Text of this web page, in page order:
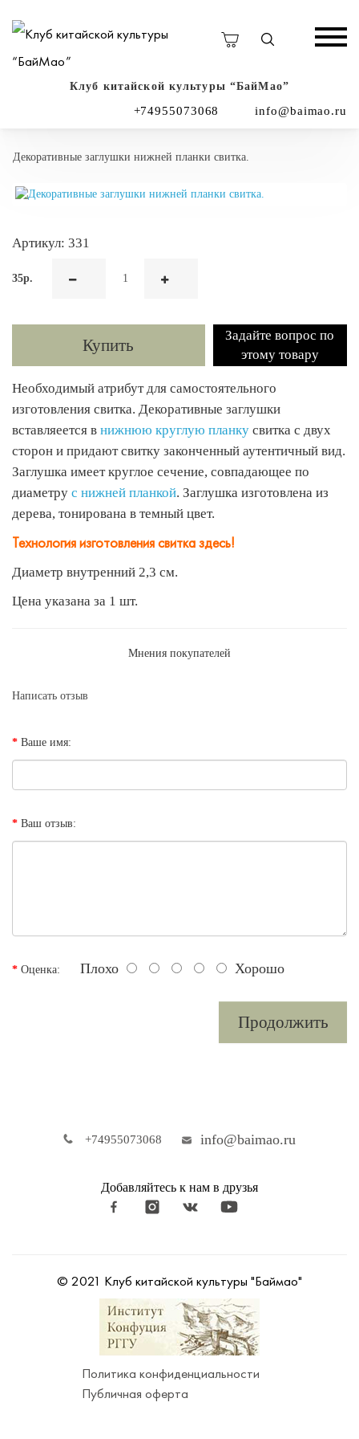
Клуб китайской культуры “БайМао”
+74955073068 info@baimao.ru
Декоративные заглушки нижней планки свитка.
Артикул: 331
35р.
Купить
Задайте вопрос по
этому товару
Необходимый атрибут для самостоятельного
изготовления свитка. Декоративные заглушки
вставляеется в нижнюю круглую планку свитка с двух
сторон и придают свитку законченный аутентичный вид.
Заглушка имеет круглое сечение, совпадающее по
диаметру с нижней планкой. Заглушка изготовлена из
дерева, тонирована в темный цвет.
Технология изготовления свитка здесь!
Диаметр внутренний 2,3 см.
Цена указана за 1 шт.
Мнения покупателей
Написать отзыв
Ваше имя:
Ваш отзыв:
Оценка: Плохо Хорошо
Продолжить
+74955073068 info@baimao.ru
Добавляйтесь к нам в друзья
© 2021 Клуб китайской культуры "Баймао"
Политика конфиденциальности
Публичная оферта